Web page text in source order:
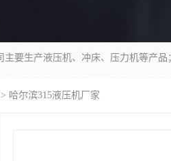
> 哈尔滨315液压机厂家